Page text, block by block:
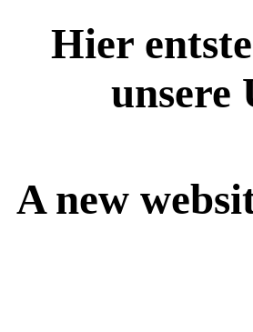
Hier
unsere
A new